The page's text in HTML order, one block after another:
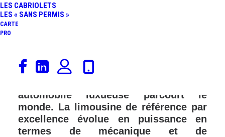
LES CABRIOLETS
LES « SANS PERMIS »
CARTE
PRO
Rolls-Royce Motor Cars vient de
présenter la nouvelle Phantom. Cela
automobile luxueuse parcourt le
monde. La limousine de référence par
excellence évolue en puissance en
termes de mécanique et de